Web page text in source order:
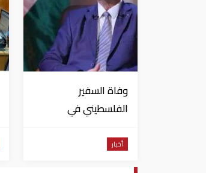
وفاة السفير
الفلسطيني في
أخبار